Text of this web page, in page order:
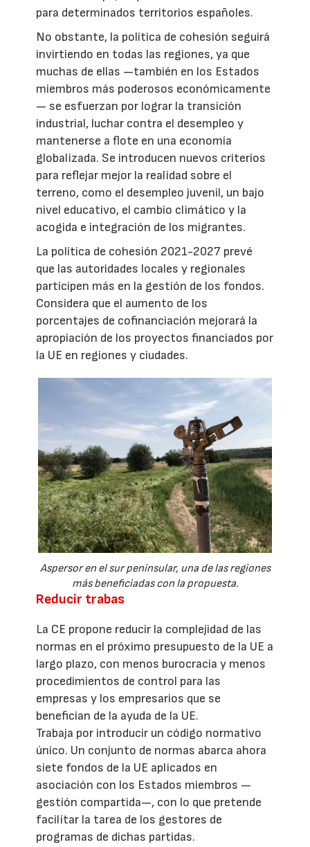
para determinados territorios españoles.
No obstante, la política de cohesión seguirá
invirtiendo en todas las regiones, ya que
muchas de ellas —también en los Estados
miembros más poderosos económicamente
— se esfuerzan por lograr la transición
industrial, luchar contra el desempleo y
mantenerse a flote en una economía
globalizada. Se introducen nuevos criterios
para reflejar mejor la realidad sobre el
terreno, como el desempleo juvenil, un bajo
nivel educativo, el cambio climático y la
acogida e integración de los migrantes.
La política de cohesión 2021-2027 prevé
que las autoridades locales y regionales
participen más en la gestión de los fondos.
Considera que el aumento de los
porcentajes de cofinanciación mejorará la
apropiación de los proyectos financiados por
la UE en regiones y ciudades.
Aspersor en el sur peninsular, una de las regiones
más beneficiadas con la propuesta.
Reducir trabas
La CE propone reducir la complejidad de las
normas en el próximo presupuesto de la UE a
largo plazo, con menos burocracia y menos
procedimientos de control para las
empresas y los empresarios que se
benefician de la ayuda de la UE.
Trabaja por introducir un código normativo
único. Un conjunto de normas abarca ahora
siete fondos de la UE aplicados en
asociación con los Estados miembros —
gestión compartida—, con lo que pretende
facilitar la tarea de los gestores de
programas de dichas partidas.